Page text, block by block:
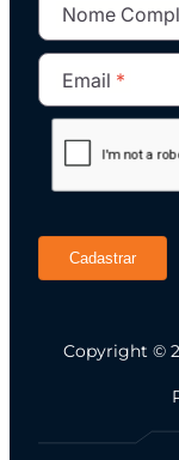
Nome
Email
Cadastrar
Copyright ©